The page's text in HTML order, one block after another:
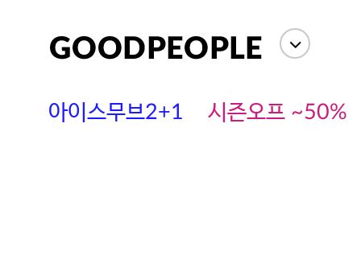
아이스무브2+1 시즌오프 ~50%